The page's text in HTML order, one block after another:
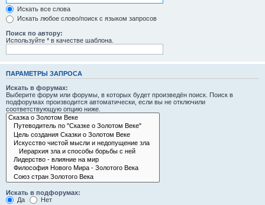
Искать все слова
Искать любое слово/поиск с языком запросов
Поиск по автору:
Используйте * в качестве шаблона.
ПАРАМЕТРЫ ЗАПРОСА
Искать в форумах:
Выберите форум или форумы, в которых будет произведён поиск. Поиск в
подфорумах производится автоматически, если вы не отключили
соответствующую опцию ниже.
Искать в подфорумах:
Да
Нет